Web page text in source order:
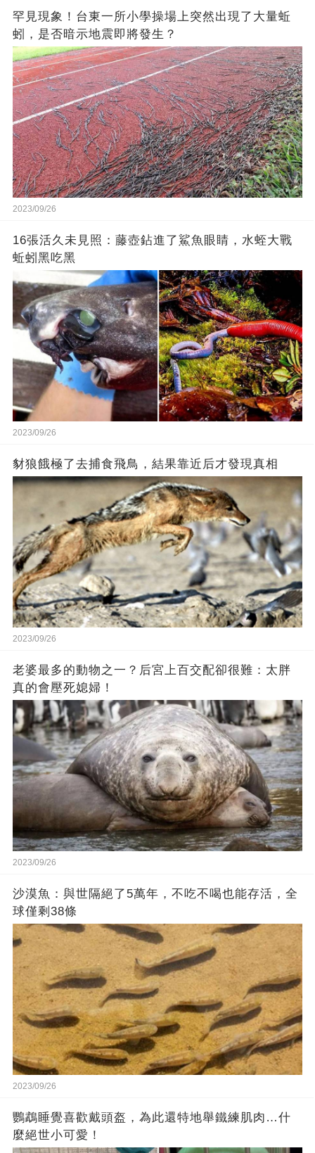
罕見現象！台東一所小學操場上突然出現了大量蚯
蚓，是否暗示地震即將發生？
2023/09/26
16張活久未見照：藤壺鉆進了鯊魚眼睛，水蛭大戰
蚯蚓黑吃黑
2023/09/26
豺狼餓極了去捕食飛鳥，結果靠近后才發現真相
2023/09/26
老婆最多的動物之一？后宮上百交配卻很難：太胖
真的會壓死媳婦！
2023/09/26
沙漠魚：與世隔絕了5萬年，不吃不喝也能存活，全
球僅剩38條
2023/09/26
鸚鵡睡覺喜歡戴頭盔，為此還特地舉鐵練肌肉…什
麼絕世小可愛！